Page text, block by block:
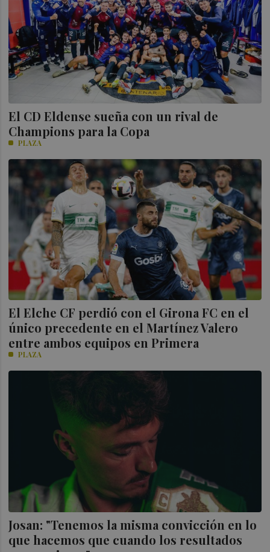
El CD Eldense sueña con un rival de
Champions para la Copa
PLAZA
El Elche CF perdió con el Girona FC en el
único precedente en el Martínez Valero
entre ambos equipos en Primera
PLAZA
Josan: "Tenemos la misma convicción en lo
que hacemos que cuando los resultados